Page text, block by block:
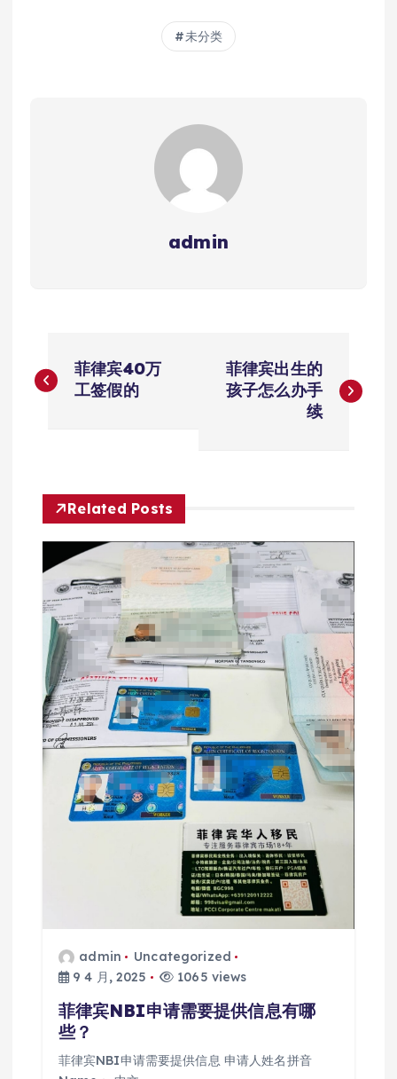
未分类
admin
章
航
菲律宾40万
工签假的
菲律宾出生的
孩子怎么办手
续
Related Posts
admin
Uncategorized
9 4 月, 2025
1065 views
菲律宾NBI申请需要提供信息有哪
些？
菲律宾NBI申请需要提供信息 申请人姓名拼音